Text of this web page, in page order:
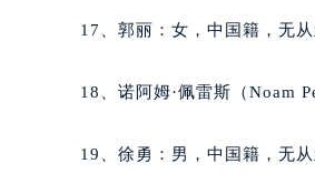
辽宁省沈阳
北京市朝阳
河北省保定
17、郭丽：女，中国籍，无
18、诺阿姆·佩雷斯（Noam
19、徐勇：男，中国籍，无